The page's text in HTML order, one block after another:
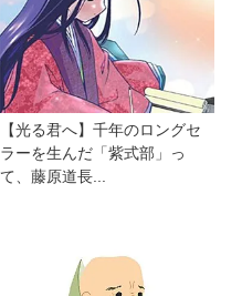
【光る君へ】千年のロングセ
ラーを生んだ「紫式部」っ
て、藤原道長...